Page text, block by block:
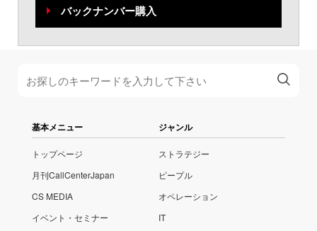
バックナンバー購入
基本メニュー
トップページ
月刊CallCenterJapan
CS MEDIA
イベント・セミナー
ジャンル
ストラテジー
ピープル
オペレーション
IT